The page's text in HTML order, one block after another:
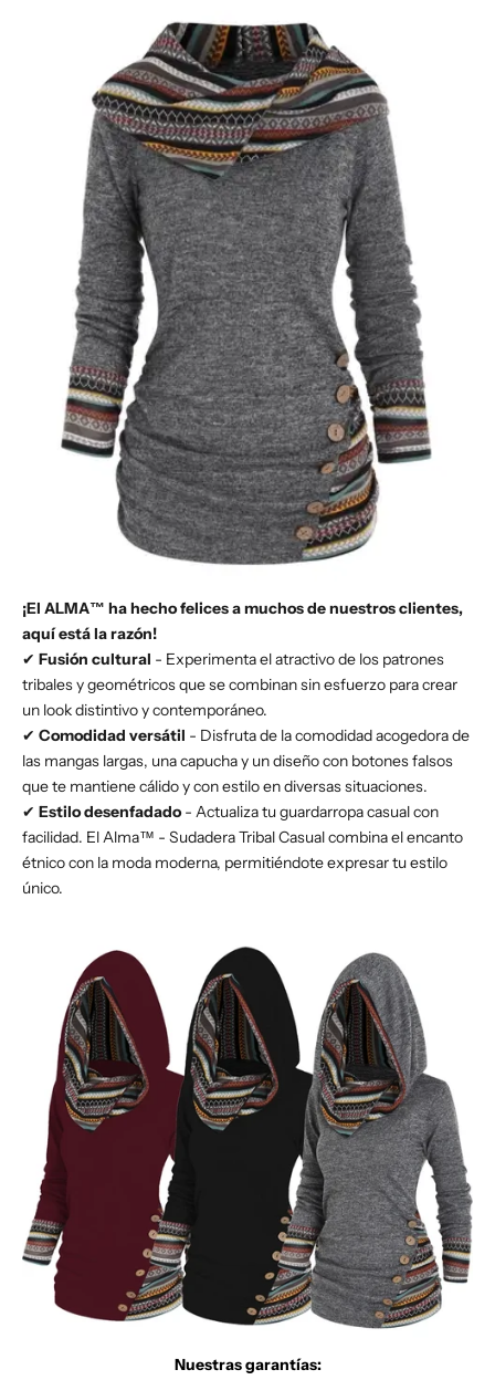
¡El ALMA™ ha hecho felices a muchos de nuestros clientes,
aquí está la razón!
✔ Fusión cultural - Experimenta el atractivo de los patrones
tribales y geométricos que se combinan sin esfuerzo para crear
un look distintivo y contemporáneo.
✔ Comodidad versátil - Disfruta de la comodidad acogedora de
las mangas largas, una capucha y un diseño con botones falsos
que te mantiene cálido y con estilo en diversas situaciones.
✔ Estilo desenfadado- Actualiza tu guardarropa casual con
facilidad. El Alma™ - Sudadera Tribal Casual combina el encanto
étnico con la moda moderna, permitiéndote expresar tu estilo
único.
Nuestras garantías: